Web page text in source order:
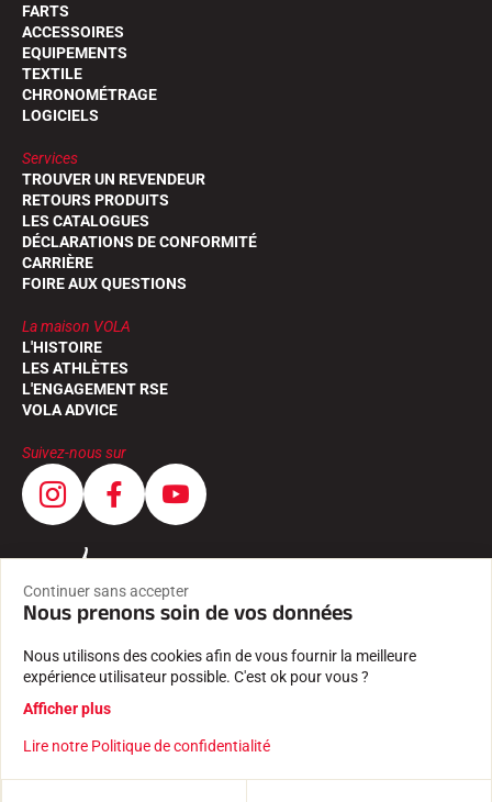
FARTS
ACCESSOIRES
EQUIPEMENTS
TEXTILE
CHRONOMÉTRAGE
LOGICIELS
Services
TROUVER UN REVENDEUR
RETOURS PRODUITS
LES CATALOGUES
DÉCLARATIONS DE CONFORMITÉ
CARRIÈRE
FOIRE AUX QUESTIONS
La maison VOLA
L'HISTOIRE
LES ATHLÈTES
L'ENGAGEMENT RSE
VOLA ADVICE
Suivez-nous sur
CGV
Continuer sans accepter
Nous prenons soin de vos données
Nous utilisons des cookies afin de vous fournir la meilleure
expérience utilisateur possible. C'est ok pour vous ?
Afficher plus
Lire notre Politique de confidentialité